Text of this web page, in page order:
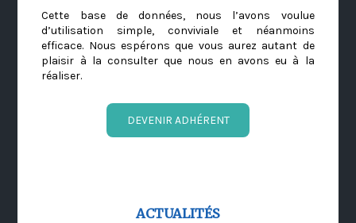
Cette base de données, nous l’avons voulue
d’utilisation simple, conviviale et néanmoins
efficace. Nous espérons que vous aurez autant de
plaisir à la consulter que nous en avons eu à la
réaliser.
DEVENIR ADHÉRENT
ACTUALITÉS